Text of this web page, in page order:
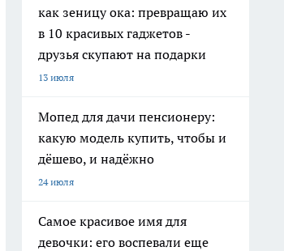
как зеницу ока: превращаю их
в 10 красивых гаджетов -
друзья скупают на подарки
13 июля
Мопед для дачи пенсионеру:
какую модель купить, чтобы и
дёшево, и надёжно
24 июля
Самое красивое имя для
девочки: его воспевали еще